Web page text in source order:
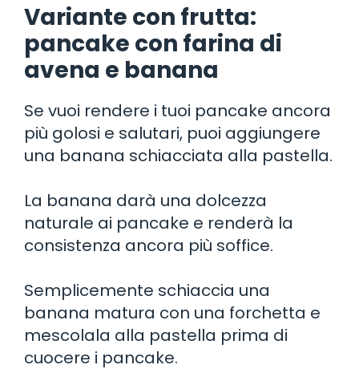
Variante con frutta:
pancake con farina di
avena e banana
Se vuoi rendere i tuoi pancake ancora
più golosi e salutari, puoi aggiungere
una banana schiacciata alla pastella.
La banana darà una dolcezza
naturale ai pancake e renderà la
consistenza ancora più soffice.
Semplicemente schiaccia una
banana matura con una forchetta e
mescolala alla pastella prima di
cuocere i pancake.